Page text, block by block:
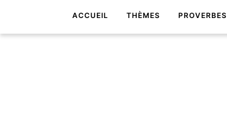
ACCUEIL THÈMES PROVERBES